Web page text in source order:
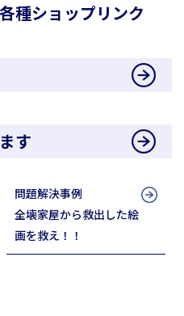
種ショップリンク
す
問題解決事例
全壊家屋から救出した絵
画を救え！！